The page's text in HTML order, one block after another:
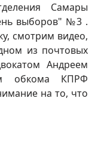
Самары
выборов" №3 .
смотрим видео,
из почтовых
Андреем
обкома КПРФ
на то, что